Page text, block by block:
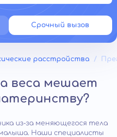
Срочный вызов
расстройства
веса мешает
из-за меняющегося тела
Наши специалисты